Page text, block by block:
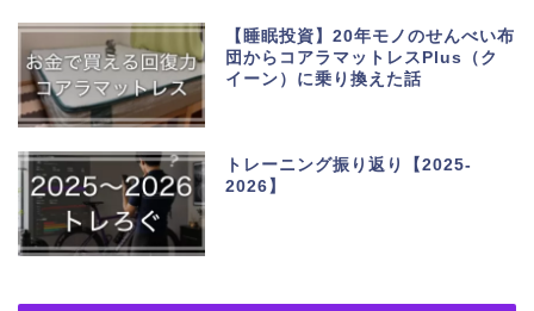
【睡眠投資】20年モノのせんべい布
団からコアラマットレスPlus（ク
イーン）に乗り換えた話
トレーニング振り返り【2025-
2026】